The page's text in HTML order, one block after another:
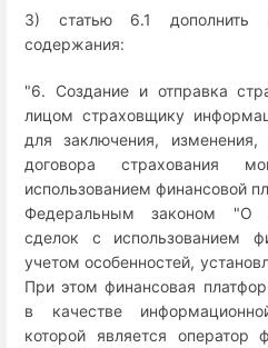
3) статью 6.1 дополнить
содержания:
"6. Создание и отправка
лицом страховщику
для заключения, изменения,
договора страхования
использованием финансовой
Федеральным законом "О
сделок с использованием
учетом особенностей,
При этом финансовая
в качестве
которой является оператор